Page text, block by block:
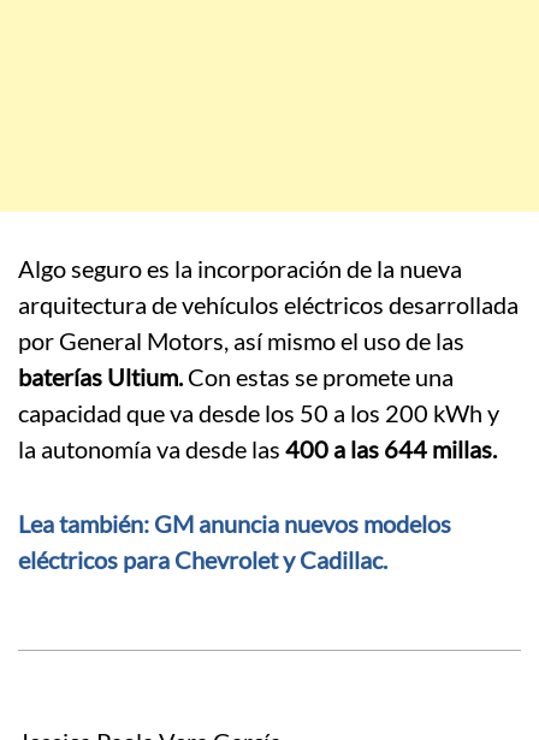
Algo seguro es la incorporación de la nueva
arquitectura de vehículos eléctricos desarrollada
por General Motors, así mismo el uso de las
baterías Ultium.Con estas se promete una
capacidad que va desde los 50 a los 200 kWh y
la autonomía va desde las 400 a las 644 millas.
Lea también: GM anuncia nuevos modelos
eléctricos para Chevrolet y Cadillac.